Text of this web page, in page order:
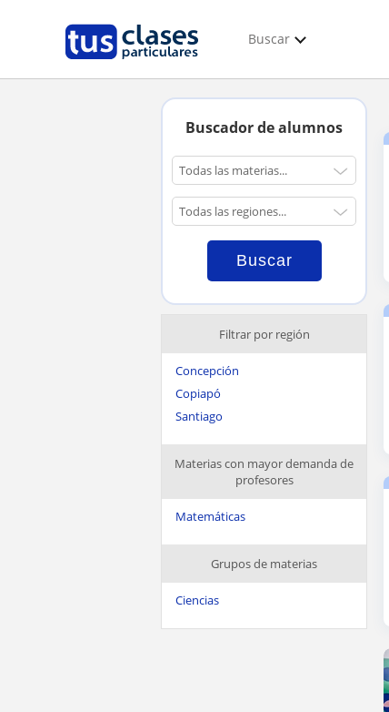
Buscar
Buscador de alumnos
Filtrar por región
Concepción
Copiapó
Santiago
Materias con mayor demanda de
profesores
Matemáticas
Grupos de materias
Ciencias